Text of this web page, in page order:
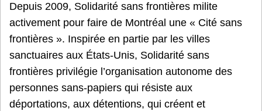
Depuis 2009, Solidarité sans frontières milite
activement pour faire de Montréal une « Cité sans
frontières ». Inspirée en partie par les villes
sanctuaires aux États-Unis, Solidarité sans
frontières privilégie l’organisation autonome des
personnes sans-papiers qui résiste aux
déportations, aux détentions, qui créent et